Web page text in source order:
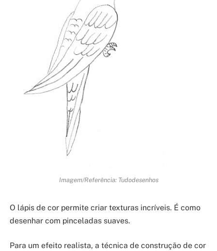
Imagem/Referência: Tudodesenhos
O lápis de cor permite criar texturas incríveis. É como
desenhar com pinceladas suaves.
Para um efeito realista, a técnica de construção de cor